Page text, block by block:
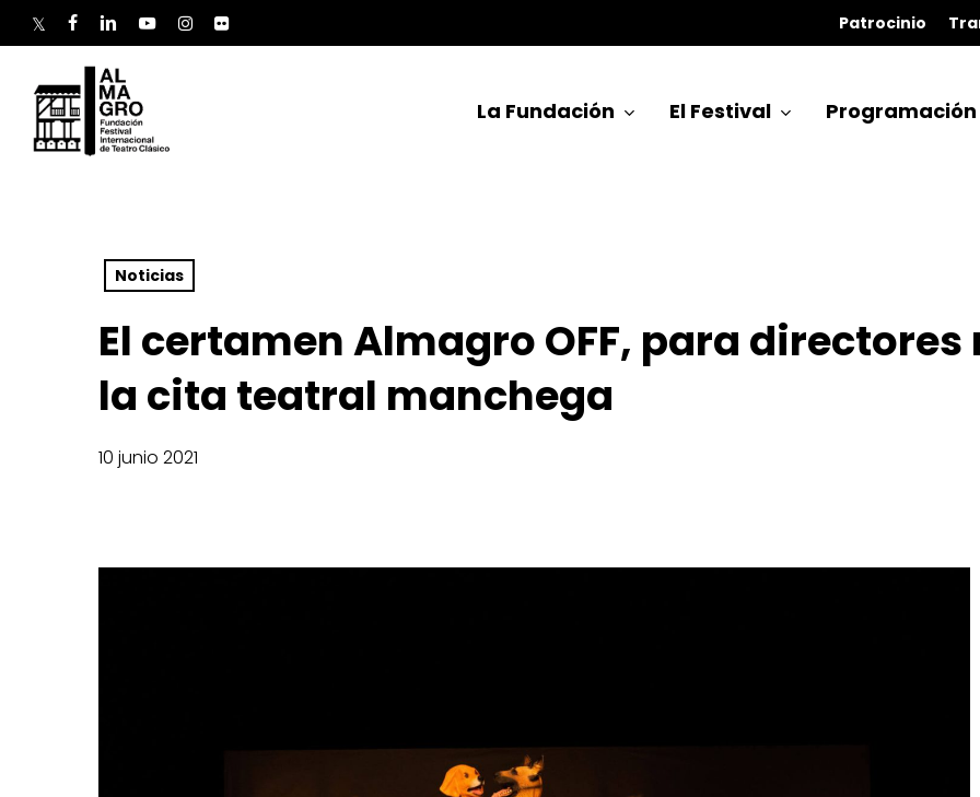
content
twitterfacebooklinkedinyoutubeinstagram
flickr
Patrocinio
La Fundación El Festival Programación
Noticias
El certamen Almagro OFF, para
la cita teatral manchega
10 junio 2021